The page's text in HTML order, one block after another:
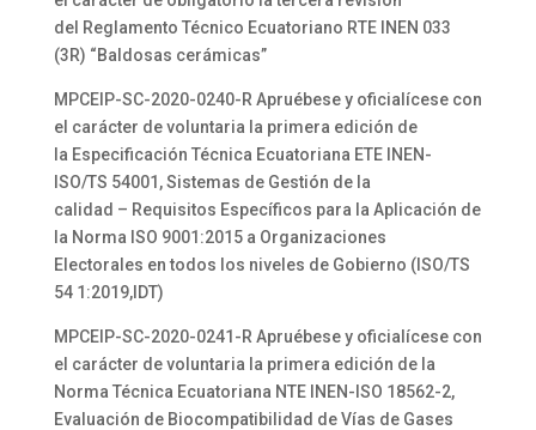
del Reglamento Técnico Ecuatoriano RTE INEN 033
(3R) “Baldosas cerámicas”
MPCEIP-SC-2020-0240-R Apruébese y oficialícese con
el carácter de voluntaria la primera edición de
la Especificación Técnica Ecuatoriana ETE INEN-
ISO/TS 54001, Sistemas de Gestión de la
calidad – Requisitos Específicos para la Aplicación de
la Norma ISO 9001:2015 a Organizaciones
Electorales en todos los niveles de Gobierno (ISO/TS
54 1:2019,IDT)
MPCEIP-SC-2020-0241-R Apruébese y oficialícese con
el carácter de voluntaria la primera edición de la
Norma Técnica Ecuatoriana NTE INEN-ISO 18562-2,
Evaluación de Biocompatibilidad de Vías de Gases